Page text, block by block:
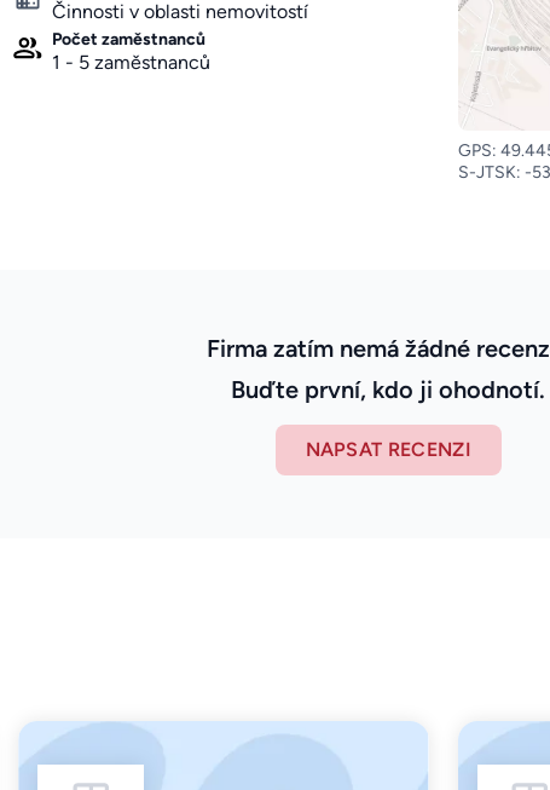
Činnosti v oblasti nemovitostí
Počet zaměstnanců
1 - 5 zaměstnanců
GPS:
S-JTSK: -
Firma zatím nemá žádné
Buďte první, kdo ji ohodnotí.
NAPSAT RECENZI